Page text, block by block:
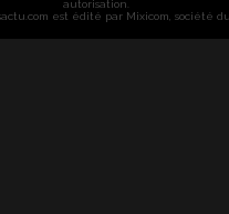
autorisation.
.com est édité par Mixicom, société